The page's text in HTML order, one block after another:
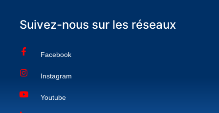
Suivez-nous sur les réseaux
Facebook
Instagram
Youtube